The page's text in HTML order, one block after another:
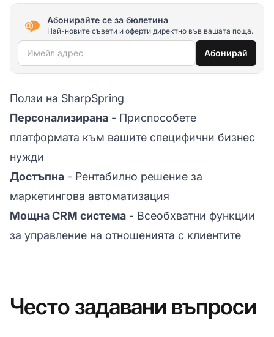
Абонирайте се за бюлетина
Най-новите съвети и оферти директно във вашата поща.
Имейл адрес Абонирай
Ползи на SharpSpring
Персонализирана - Приспособете
платформата към вашите специфични бизнес
нужди
Достъпна - Рентабилно решение за
маркетингова автоматизация
Мощна CRM система - Всеобхватни функции
за управление на отношенията с клиентите
Често задавани въпроси